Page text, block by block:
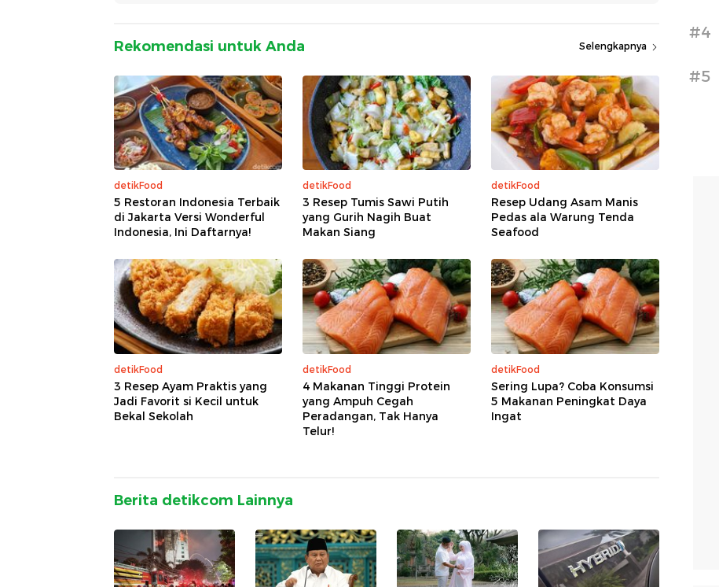
Rekomendasi untuk Anda Selengkapnya
detikFood
5 Restoran Indonesia Terbaik
di Jakarta Versi Wonderful
Indonesia, Ini Daftarnya!
detikFood
3 Resep Tumis Sawi Putih
yang Gurih Nagih Buat
Makan Siang
detikFood
Resep Udang Asam Manis
Pedas ala Warung Tenda
Seafood
detikFood
3 Resep Ayam Praktis yang
Jadi Favorit si Kecil untuk
Bekal Sekolah
detikFood
4 Makanan Tinggi Protein
yang Ampuh Cegah
Peradangan, Tak Hanya
Telur!
detikFood
Sering Lupa? Coba Konsumsi
5 Makanan Peningkat Daya
Ingat
Berita detikcom Lainnya
#4
#5